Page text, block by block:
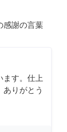
感謝の言葉
ます。仕上
りがとう